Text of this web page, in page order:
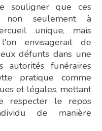
souligner que ces
non seulement à
unique, mais
envisagerait de
défunts dans une
autorités funéraires
pratique comme
et légales, mettant
respecter le repos
de manière